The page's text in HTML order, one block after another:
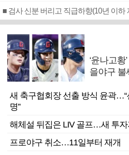
‘윤나고
을야구 불
새 축구협회장 선출 방식 윤곽
명”
해체설 뒤집은 LIV 골프…새 투자
프로야구 취소…11일부터 재개